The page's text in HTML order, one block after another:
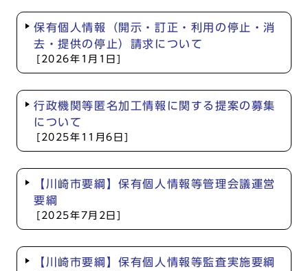
保有個人情報（開示・訂正・利用の停止・消
去・提供の停止）請求について
[2026年1月1日]
行政機関等匿名加工情報に関する提案の募集
について
[2025年11月6日]
【川崎市要綱】保有個人情報等管理会議運営
要綱
[2025年7月2日]
【川崎市要綱】保有個人情報等監査実施要綱